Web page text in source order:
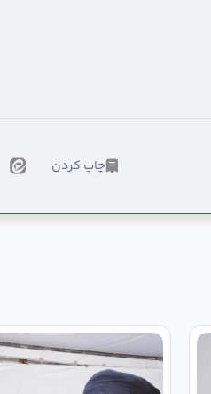
چاپ کردن